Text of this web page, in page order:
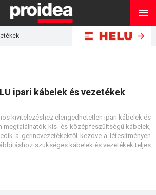
ipari kábelek és vezetékek
kivitelezéshez elengedhetetlen ipari kábelek és
megtalálhatók kis- és középfeszültségű kábelek,
a gerincvezetékektől kezdve a létesítményen
szükséges kábelek és vezetékek teljes